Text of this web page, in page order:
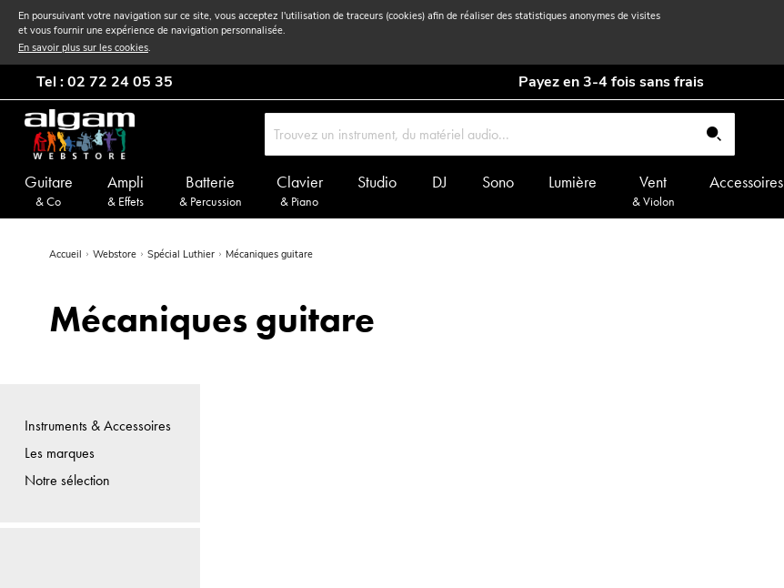
En poursuivant votre navigation sur ce site, vous acceptez l'utilisation de traceurs (cookies) afin de réaliser des statistiques anonymes de visites
et vous fournir une expérience de navigation personnalisée.
En savoir plus sur les cookies.
Tel : 02 72 24 05 35 Payez en 3-4 fois sans frais
Guitare
& Co
Ampli
& Effets
Batterie
& Percussion
Clavier
& Piano
Studio DJ Sono Lumière Vent
& Violon
Accessoires
Accueil Webstore Spécial Luthier Mécaniques guitare
Mécaniques guitare
Instruments & Accessoires
Les marques
Notre sélection